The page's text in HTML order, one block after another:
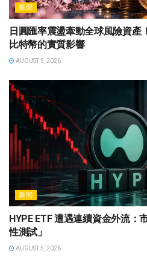
新聞
日圓匯率震盪牽動全球風險資產
比特幣的實質影響
AUGUST 5, 2026
新聞
HYPE ETF 遭遇連續資金外流：
性測試」
AUGUST 5, 2026